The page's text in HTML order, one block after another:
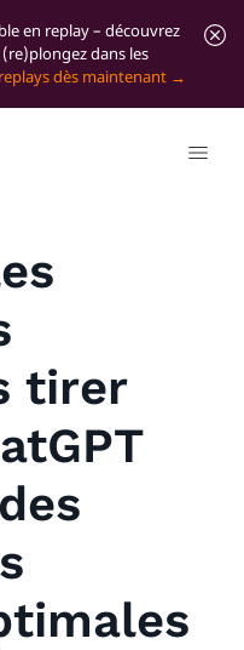
en replay – découvrez
dans les
dès maintenant
tirer